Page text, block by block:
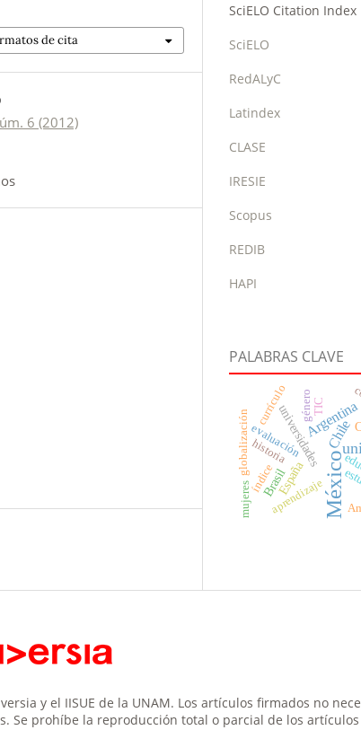
de cita
6 (2012)
SciELO Citation Index
SciELO
RedALyC
Latindex
CLASE
IRESIE
Scopus
REDIB
HAPI
PALABRAS CLAVE
México
Argentina
Chile
España
universidades
Brasil
género
evaluación
aprendizaje
historia
índice
TIC
currículo
mujeres
globalización
y el IISUE de la UNAM. Los artículos firmados no
Se prohíbe la reproducción total o parcial de los